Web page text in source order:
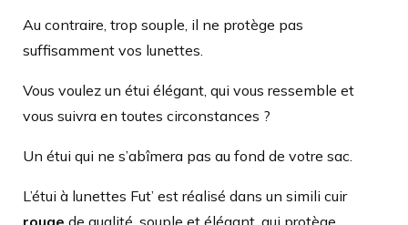
Au contraire, trop souple, il ne protège pas
suffisamment vos lunettes.
Vous voulez un étui élégant, qui vous ressemble et
vous suivra en toutes circonstances ?
Un étui qui ne s’abîmera pas au fond de votre sac.
L’étui à lunettes Fut’ est réalisé dans un simili cuir
rouge de qualité, souple et élégant, qui protège